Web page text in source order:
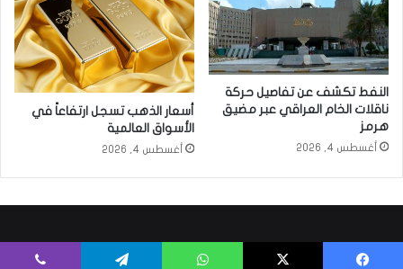
النفط تكشف عن تفاصيل حركة
ناقلات الخام العراقي عبر مضيق
هرمز
أغسطس 4, 2026
أسعار الذهب تسجل ارتفاعاً في
الأسواق العالمية
أغسطس 4, 2026